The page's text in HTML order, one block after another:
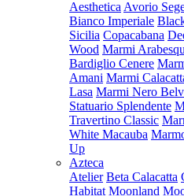
Aesthetica Avorio
Bianco Imperiale
Sicilia Copacabana
Wood Marmi
Bardiglio Cenere
Amani Marmi
Lasa Marmi Nero
Statuario Splendente
Travertino Classic
White Macauba
Up
Azteca
Atelier Beta Calacatta
Habitat Moonland